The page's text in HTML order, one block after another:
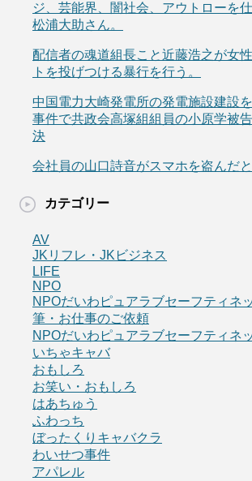
ジ、芸能界、闇社会、アウトローを
松浦大助さん。
配信者の魂道組長こと近藤浩之が女
トを投げつける暴行を行う。
中国電力大崎発電所の発電施設建設
事件で共政会高塚組組員の小原学被
決
会社員の山口詩音がスマホを盗んだ
カテゴリー
AV
JKリフレ・JKビジネス
LIFE
NPO
NPOだいわピュアラブセーフティネ
筆・お仕事のご依頼
NPOだいわピュアラブセーフティネ
いちゃキャバ
おもしろ
お笑い・おもしろ
はあちゅう
ふわっち
ぼったくりキャバクラ
わいせつ事件
アパレル